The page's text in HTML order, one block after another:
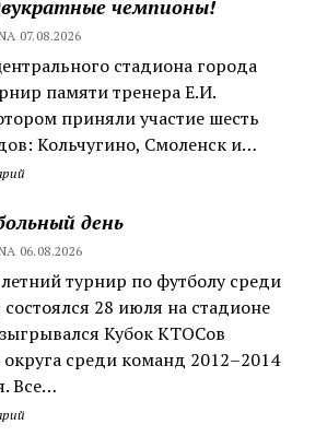
чемпионы!
07.08.2026
стадиона города
памяти тренера Е.И.
приняли участие шесть
Кольчугино, Смоленск и…
день
06.08.2026
турнир по футболу среди
28 июля на стадионе
Кубок КТОСов
округа среди команд 2012–2014
Все…